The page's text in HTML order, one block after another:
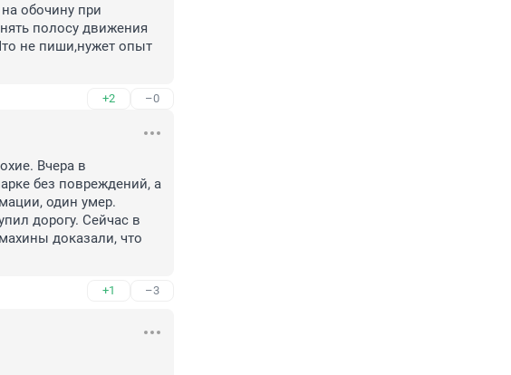
обочину при
полосу движения
не пиши,нужет опыт
+2 –0
Вчера в
без повреждений, а
один умер.
дорогу. Сейчас в
доказали, что
+1 –3